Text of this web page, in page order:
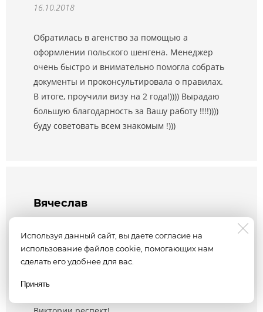
16.10.2018
Обратилась в агенство за помощью а
оформлении польского шенгена. Менеджер
очень быстро и внимательно помогла собрать
документы и проконсультировала о правилах.
В итоге, проучили визу на 2 года!)))) Вырадаю
большую благодарность за Вашу работу !!!!))))
буду советовать всем знакомым !)))
Вячеслав
Виза в Польшу
15.10.2018
Спасибо за хорошую услугу, получил
мультивизу в Польшу на полгода, при том что в
Используя данный сайт, вы даете согласие на
использование файлов cookie, помогающих нам
сделать его удобнее для вас.
Принять